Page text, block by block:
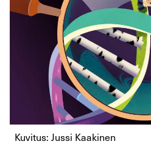
Kuvitus: Jussi Kaakinen